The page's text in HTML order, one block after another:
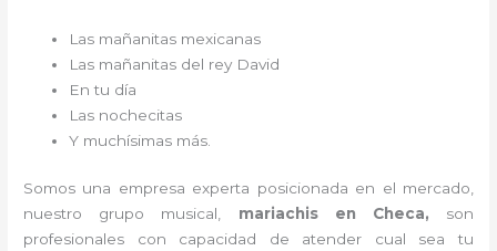
Las mañanitas mexicanas
Las mañanitas del rey David
En tu día
Las nochecitas
Y muchísimas más.
Somos una empresa experta posicionada en el mercado,
nuestro grupo musical, mariachis en Checa, son
profesionales con capacidad de atender cual sea tu